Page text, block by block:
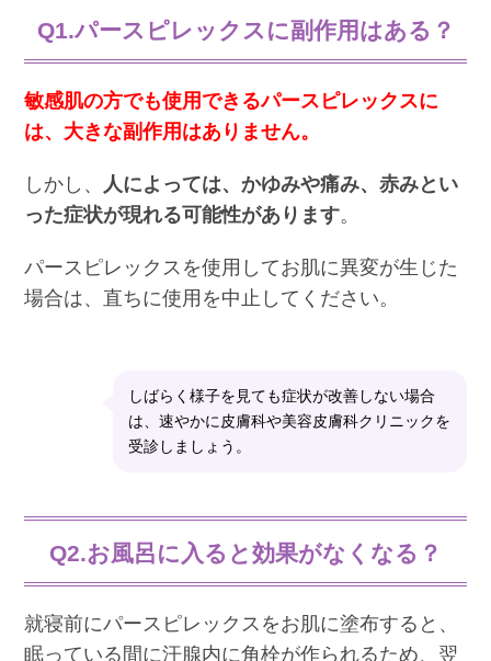
Q1.パースピレックスに副作用はある？
敏感肌の方でも使用できるパースピレックスに
は、大きな副作用はありません。
しかし、
人によっては、かゆみや痛み、赤みとい
った症状が現れる可能性があります。
パースピレックスを使用してお肌に異変が生じた
場合は、直ちに使用を中止してください。
しばらく様子を見ても症状が改善しない場合
は、速やかに皮膚科や美容皮膚科クリニックを
受診しましょう。
Q2.お風呂に入ると効果がなくなる？
就寝前にパースピレックスをお肌に塗布すると、
眠っている間に汗腺内に角栓が作られるため、翌